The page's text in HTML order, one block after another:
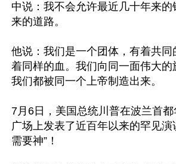
中说：我不会允许最近几十年来的
来的道路。
他说：我们是一个团体，有着共
着同样的血。我们向同一面伟大的
我们都被同一个上帝制造出来。
7月6日，美国总统川普在波兰首
广场上发表了近百年以来的罕见演
需要神”！